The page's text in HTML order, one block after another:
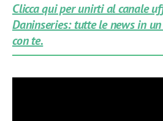
Clicca qui per unirti al canale
Daninseries: tutte le news in
con te.